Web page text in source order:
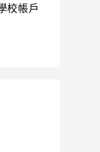
校帳戶